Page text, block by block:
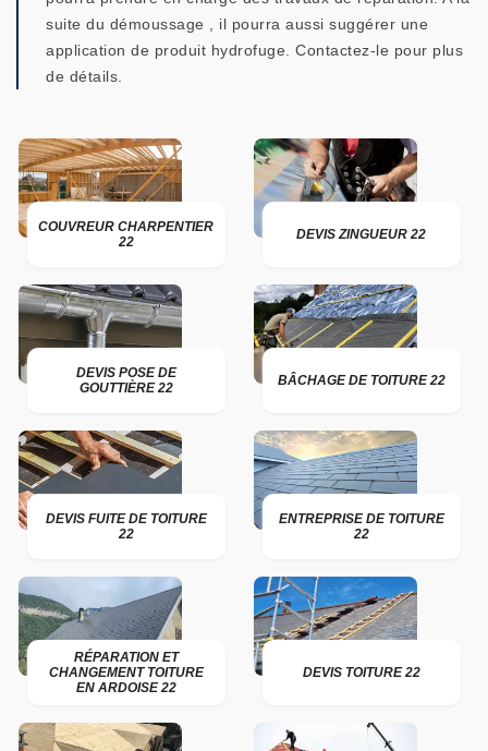
suite du démoussage , il pourra aussi suggérer une
application de produit hydrofuge. Contactez-le pour plus
de détails.
COUVREUR CHARPENTIER
22
DEVIS ZINGUEUR 22
DEVIS POSE DE
GOUTTIÈRE 22
BÂCHAGE DE TOITURE 22
DEVIS FUITE DE TOITURE
22
ENTREPRISE DE TOITURE
22
RÉPARATION ET
CHANGEMENT TOITURE
EN ARDOISE 22
DEVIS TOITURE 22